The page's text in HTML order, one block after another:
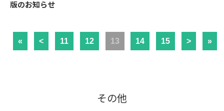
版のお知らせ
« < 11 12 13 14 15 > »
その他